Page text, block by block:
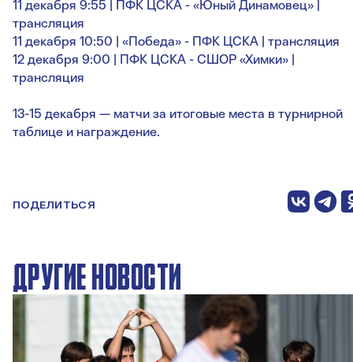
11 декабря 9:55 | ПФК ЦСКА - «Юный Динамовец» |
трансляция
11 декабря 10:50 | «Победа» - ПФК ЦСКА | трансляция
12 декабря 9:00 | ПФК ЦСКА - СШОР «Химки» |
трансляция
13-15 декабря — матчи за итоговые места в турнирной
таблице и награждение.
ПОДЕЛИТЬСЯ
ДРУГИЕ НОВОСТИ